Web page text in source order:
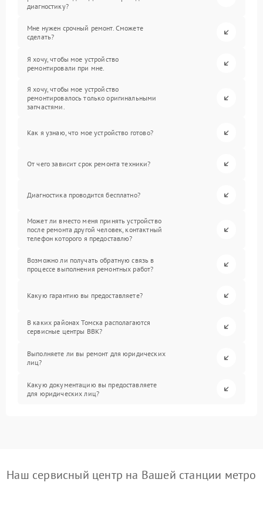
диагностику?
Мне нужен срочный ремонт. Сможете
сделать?
Я хочу, чтобы мое устройство
ремонтировали при мне.
Я хочу, чтобы мое устройство
ремонтировалось только оригинальными
запчастями.
Как я узнаю, что мое устройство готово?
От чего зависит срок ремонта техники?
Диагностика проводится бесплатно?
Может ли вместо меня принять устройство
после ремонта другой человек, контактный
телефон которого я предоставлю?
Возможно ли получать обратную связь в
процессе выполнения ремонтных работ?
Какую гарантию вы предоставляете?
В каких районах Томска располагаются
сервисные центры BBK?
Выполняете ли вы ремонт для юридических
лиц?
Какую документацию вы предоставляете
для юридических лиц?
Наш сервисный центр на Вашей станции метро